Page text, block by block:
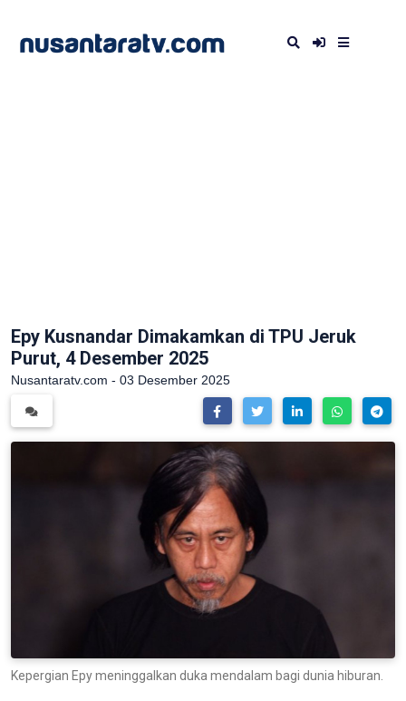
Epy Kusnandar Dimakamkan di TPU Jeruk
Purut, 4 Desember 2025
Nusantaratv.com - 03 Desember 2025
Kepergian Epy meninggalkan duka mendalam bagi dunia hiburan.